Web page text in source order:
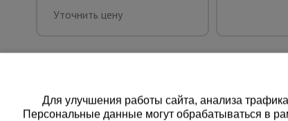
Уточнить цену
Для улучшения работы сайта, анализа
Персональные данные могут обрабатываться в